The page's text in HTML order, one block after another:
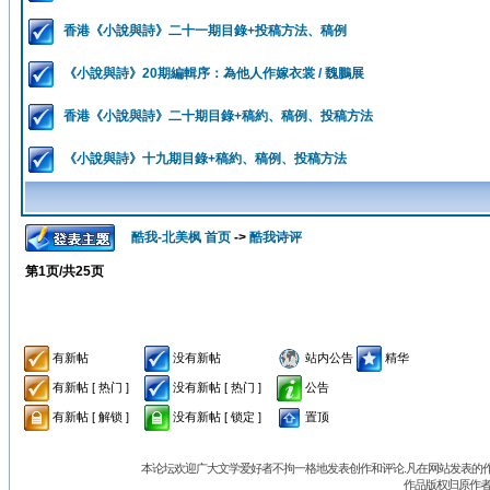
香港《小說與詩》二十一期目錄+投稿方法、稿例
《小說與詩》20期編輯序：為他人作嫁衣裳 / 魏鵬展
香港《小說與詩》二十期目錄+稿約、稿例、投稿方法
《小說與詩》十九期目錄+稿約、稿例、投稿方法
酷我-北美枫 首页 -> 酷我诗评
第1页/共25页
有新帖 没有新帖 站内公告 精华
有新帖 [ 热门 ] 没有新帖 [ 热门 ] 公告
有新帖 [ 解锁 ] 没有新帖 [ 锁定 ] 置顶
本论坛欢迎广大文学爱好者不拘一格地发表创作和评论.凡在网站发表
作品版权归原作